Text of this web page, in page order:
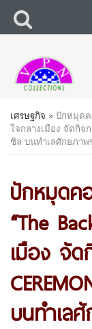
เศรษฐกิจ » ปักหมุดค
ใจกลางเมือง จัดกิจ
ชิล บนทำเลศักยภา
ปักหมุดค
“The
เมือง จัด
บนทำเล